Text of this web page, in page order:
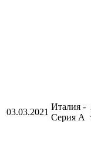
03.03.2021
Италия -
Серия А